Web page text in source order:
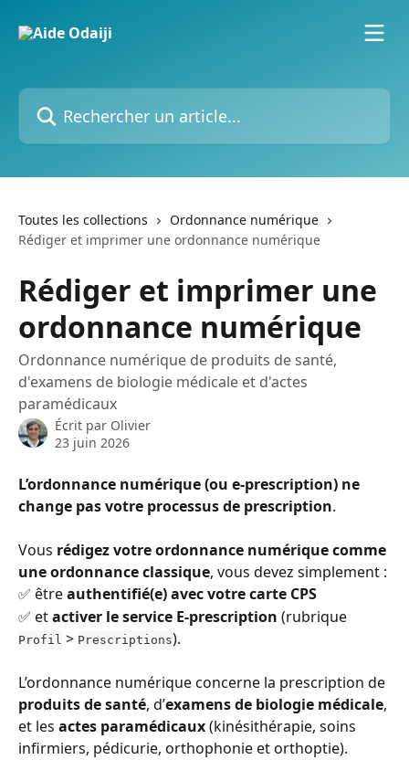
Rechercher un article...
Toutes les collections
Ordonnance numérique
Rédiger et imprimer une ordonnance numérique
Rédiger et imprimer une
ordonnance numérique
Ordonnance numérique de produits de santé,
d'examens de biologie médicale et d'actes
paramédicaux
Écrit par Olivier
23 juin 2026
L’ordonnance numérique (ou e-prescription) ne
change pas votre processus de prescription.
Vous rédigez votre ordonnance numérique comme
une ordonnance classique, vous devez simplement :
✅ être authentifié(e) avec votre carte CPS
✅ et activer le service E-prescription (rubrique
Profil > Prescriptions).
L’ordonnance numérique concerne la prescription de
produits de santé, d’examens de biologie médicale,
et les actes paramédicaux (kinésithérapie, soins
infirmiers, pédicurie, orthophonie et orthoptie).